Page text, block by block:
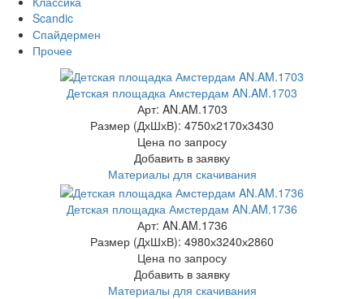
Scandic
Спайдермен
Прочее
Детская площадка Амстердам AN.AM.1703
Арт: AN.AM.1703
Размер (ДхШхВ): 4750х2170х3430
Цена по запросу
Добавить в заявку
Материалы для скачивания
Детская площадка Амстердам AN.AM.1736
Арт: AN.AM.1736
Размер (ДхШхВ): 4980х3240х2860
Цена по запросу
Добавить в заявку
Материалы для скачивания